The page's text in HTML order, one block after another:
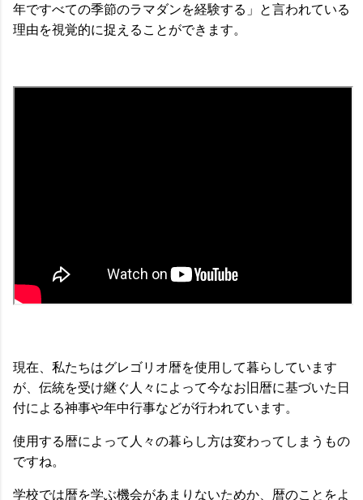
年ですべての季節のラマダンを経験する」と言われている
理由を視覚的に捉えることができます。
現在、私たちはグレゴリオ暦を使用して暮らしています
が、伝統を受け継ぐ人々によって今なお旧暦に基づいた日
付による神事や年中行事などが行われています。
使用する暦によって人々の暮らし方は変わってしまうもの
ですね。
学校では暦を学ぶ機会があまりないためか、暦のことをよ